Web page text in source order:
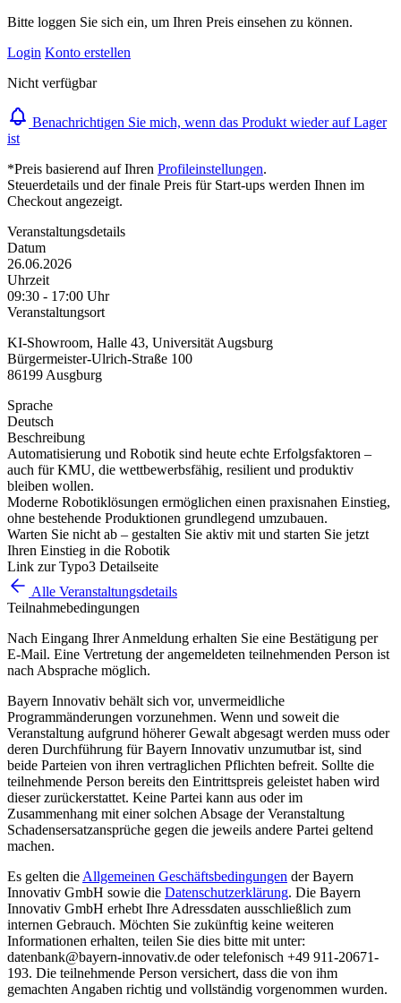
Bitte loggen Sie sich ein, um Ihren Preis einsehen zu können.
Login Konto erstellen
Nicht verfügbar
Benachrichtigen Sie mich, wenn das Produkt wieder auf Lager
ist
*Preis basierend auf Ihren Profileinstellungen.
Steuerdetails und der finale Preis für Start-ups werden Ihnen im
Checkout angezeigt.
Veranstaltungsdetails
Datum
26.06.2026
Uhrzeit
09:30 - 17:00 Uhr
Veranstaltungsort
KI-Showroom, Halle 43, Universität Augsburg
Bürgermeister-Ulrich-Straße 100
86199 Ausgburg
Sprache
Deutsch
Beschreibung
Automatisierung und Robotik sind heute echte Erfolgsfaktoren –
auch für KMU, die wettbewerbsfähig, resilient und produktiv
bleiben wollen.
Moderne Robotiklösungen ermöglichen einen praxisnahen Einstieg,
ohne bestehende Produktionen grundlegend umzubauen.
Warten Sie nicht ab – gestalten Sie aktiv mit und starten Sie jetzt
Ihren Einstieg in die Robotik
Link zur Typo3 Detailseite
Alle Veranstaltungsdetails
Teilnahmebedingungen
Nach Eingang Ihrer Anmeldung erhalten Sie eine Bestätigung per
E-Mail. Eine Vertretung der angemeldeten teilnehmenden Person ist
nach Absprache möglich.
Bayern Innovativ behält sich vor, unvermeidliche
Programmänderungen vorzunehmen. Wenn und soweit die
Veranstaltung aufgrund höherer Gewalt abgesagt werden muss oder
deren Durchführung für Bayern Innovativ unzumutbar ist, sind
beide Parteien von ihren vertraglichen Pflichten befreit. Sollte die
teilnehmende Person bereits den Eintrittspreis geleistet haben wird
dieser zurückerstattet. Keine Partei kann aus oder im
Zusammenhang mit einer solchen Absage der Veranstaltung
Schadensersatzansprüche gegen die jeweils andere Partei geltend
machen.
Es gelten die Allgemeinen Geschäftsbedingungen der Bayern
Innovativ GmbH sowie die Datenschutzerklärung. Die Bayern
Innovativ GmbH erhebt Ihre Adressdaten ausschließlich zum
internen Gebrauch. Möchten Sie zukünftig keine weiteren
Informationen erhalten, teilen Sie dies bitte mit unter:
datenbank@bayern-innovativ.de oder telefonisch +49 911-20671-
193. Die teilnehmende Person versichert, dass die von ihm
gemachten Angaben richtig und vollständig vorgenommen wurden.